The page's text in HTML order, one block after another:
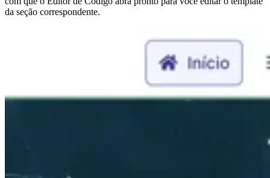
da seção correspondente.